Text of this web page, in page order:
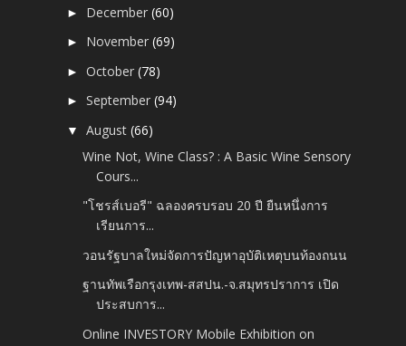
► December(60)
► November(69)
►October(78)
►September(94)
▼August(66)
Wine Not, Wine Class? : A Basic Wine Sensory
Cours...
"โชรส์เบอรี" ฉลองครบรอบ 20 ปี ยืนหนึ่งการ
เรียนการ...
วอนรัฐบาลใหม่จัดการปัญหาอุบัติเหตุบนท้องถนน
ฐานทัพเรือกรุงเทพ-สสปน.-จ.สมุทรปราการ เปิด
ประสบการ...
Online INVESTORY Mobile Exhibition on